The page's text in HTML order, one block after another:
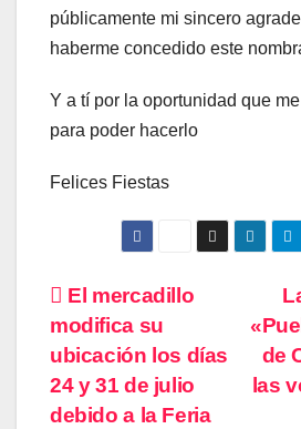
públicamente mi sincero
haberme concedido este
Y a tí por la oportunidad que
para poder hacerlo
Felices Fiestas
Navegación
de
entradas
de
las
El mercadillo
modifica su
ubicación los días
24 y 31 de julio
debido a la Feria